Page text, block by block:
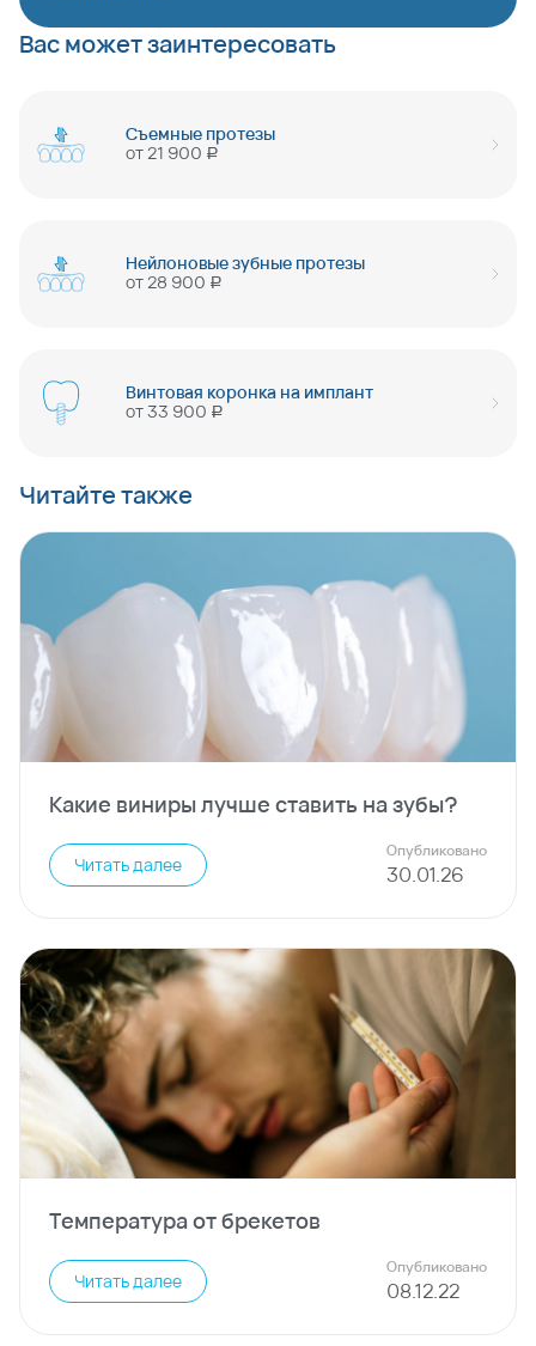
Вас может заинтересовать
Съемные протезы
от 21 900 руб
Нейлоновые зубные протезы
от 28 900 руб
Винтовая коронка на имплант
от33 900 руб
Читайте также
Какие виниры лучше ставить на зубы?
Читать далее
Опубликовано
30.01.26
Температура от брекетов
Читать далее
Опубликовано
08.12.22